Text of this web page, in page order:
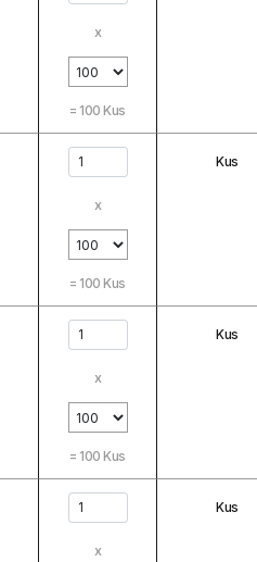
x
= 100 Kus
x
= 100 Kus
Kus
x
= 100 Kus
Kus
x
Kus